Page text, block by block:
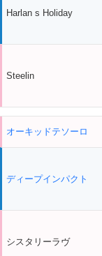
Harlan s Holiday
Steelin
オーキッドテソーロ
ディープインパクト
シスタリーラヴ